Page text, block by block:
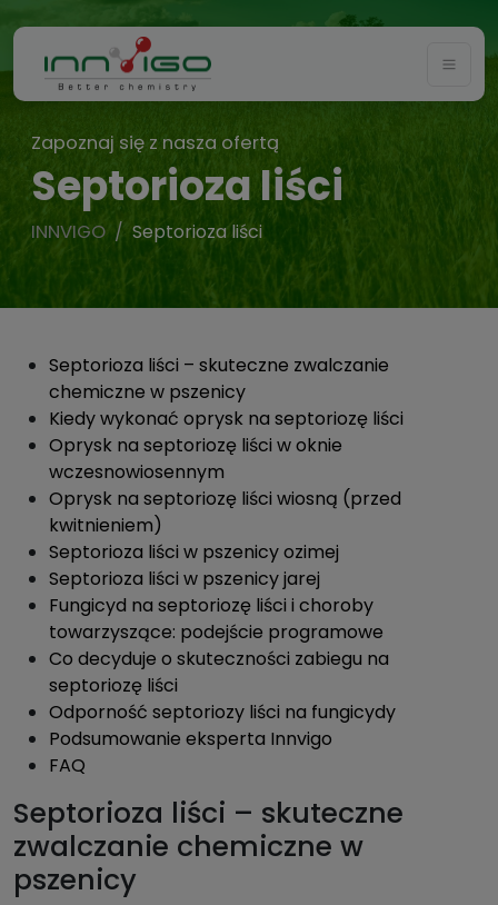
Zapoznaj się z nasza ofertą
Septorioza liści
INNVIGO Septorioza liści
Septorioza liści – skuteczne zwalczanie
chemiczne w pszenicy
Kiedy wykonać oprysk na septoriozę liści
Oprysk na septoriozę liści w oknie
wczesnowiosennym
Oprysk na septoriozę liści wiosną (przed
kwitnieniem)
Septorioza liści w pszenicy ozimej
Septorioza liści w pszenicy jarej
Fungicyd na septoriozę liści i choroby
towarzyszące: podejście programowe
Co decyduje o skuteczności zabiegu na
septoriozę liści
Odporność septoriozy liści na fungicydy
Podsumowanie eksperta Innvigo
FAQ
Septorioza liści – skuteczne
zwalczanie chemiczne w
pszenicy